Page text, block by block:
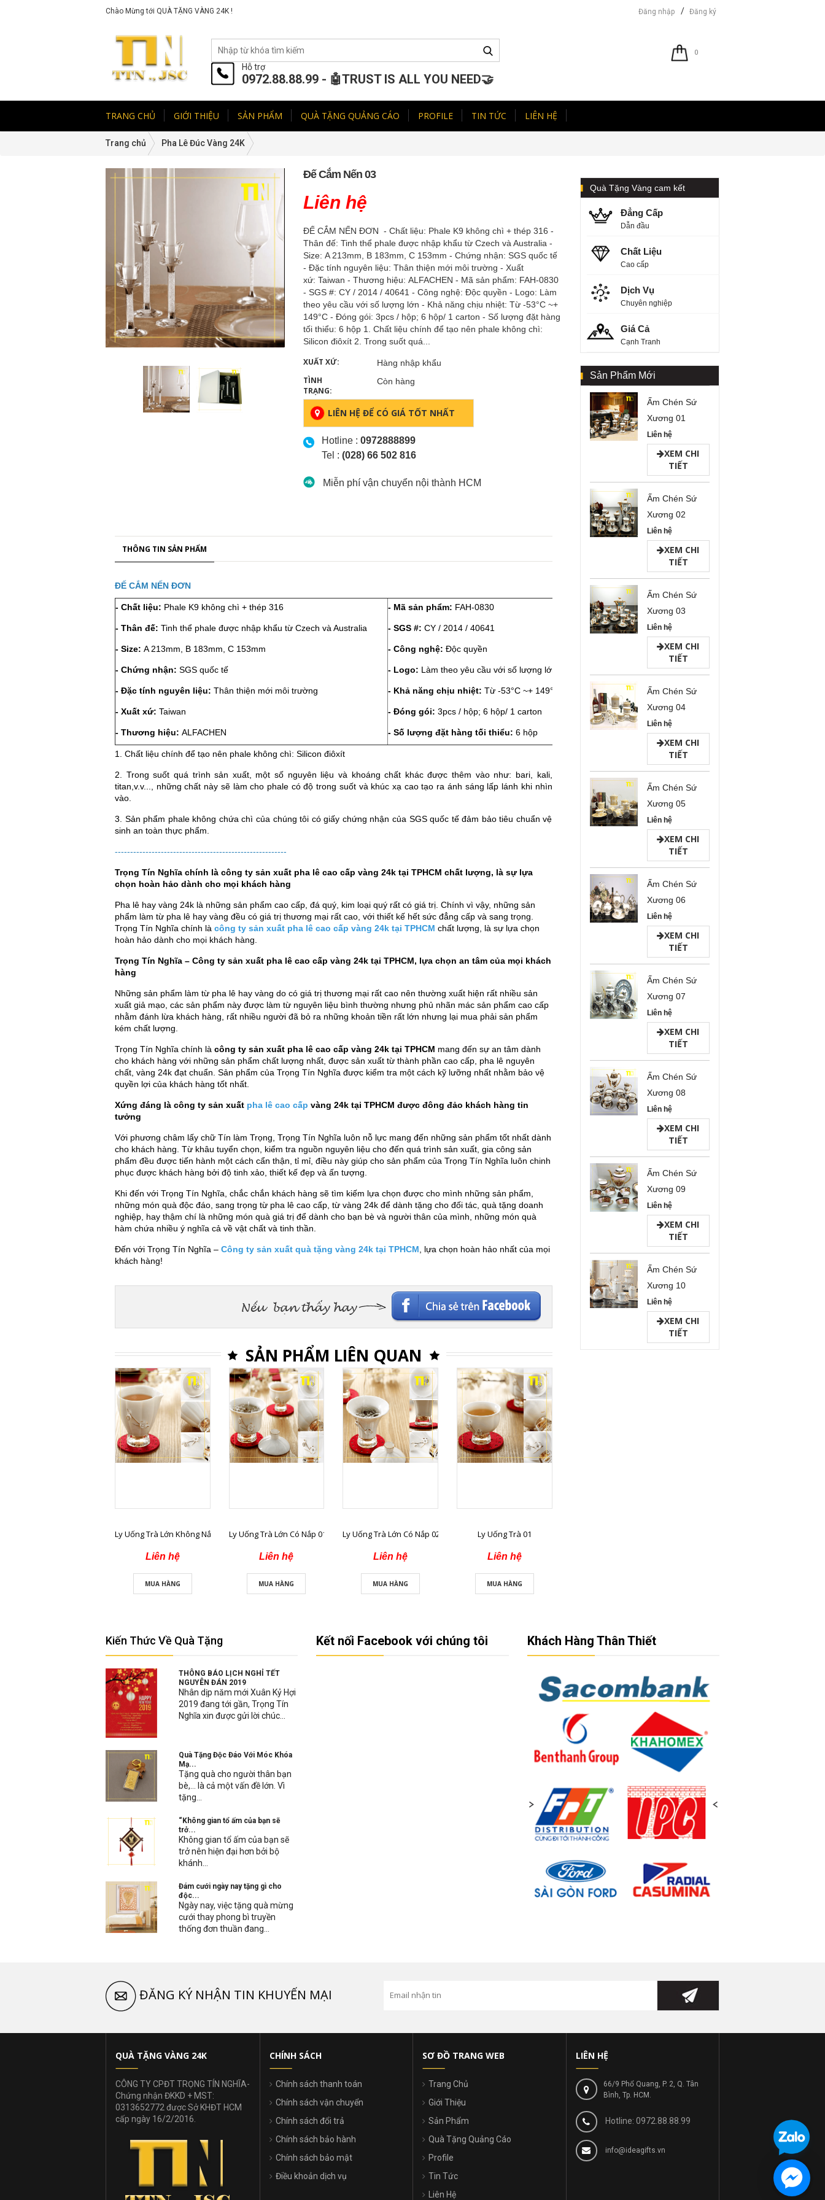
Chào Mừng tới QUÀ TẶNG VÀNG 24K ! Đăng nhập / Đăng ký
Hỗ trợ
0972.88.88.99 - 🤖TRUST IS ALL YOU NEED🤝
0
TRANG CHỦ GIỚI THIỆU SẢN PHẨM QUÀ TẶNG QUẢNG CÁO PROFILE TIN TỨC LIÊN HỆ
Trang chủ Pha Lê Đúc Vàng 24K
Đế Cắm Nến 03
Liên hệ
ĐẾ CẮM NẾN ĐƠN - Chất liệu: Phale K9 không chì + thép 316 -
Thân đế: Tinh thể phale được nhập khẩu từ Czech và Australia -
Size: A 213mm, B 183mm, C 153mm - Chứng nhận: SGS quốc tế
- Đặc tính nguyên liệu: Thân thiện mới môi trường - Xuất
xứ: Taiwan - Thương hiệu: ALFACHEN - Mã sản phẩm: FAH-0830
- SGS #: CY / 2014 / 40641 - Công nghệ: Độc quyền - Logo: Làm
theo yêu cầu với số lượng lớn - Khả năng chịu nhiệt: Từ -53°C ~+
149°C - Đóng gói: 3pcs / hộp; 6 hộp/ 1 carton - Số lượng đặt hàng
tối thiểu: 6 hộp 1. Chất liệu chính để tạo nên phale không chì:
Silicon điôxít 2. Trong suốt quá...
XUẤT XỨ: Hàng nhập khẩu
TÌNH
TRẠNG:
Còn hàng
LIÊN HỆ ĐỂ CÓ GIÁ TỐT NHẤT
Hotline : 0972888899
Tel : (028) 66 502 816
Miễn phí vận chuyển nội thành HCM
THÔNG TIN SẢN PHẨM
ĐẾ CẮM NẾN ĐƠN
- Chất liệu: Phale K9 không chì + thép 316
- Thân đế: Tinh thể phale được nhập khẩu từ Czech và Australia
- Size: A 213mm, B 183mm, C 153mm
- Chứng nhận: SGS quốc tế
- Đặc tính nguyên liệu: Thân thiện mới môi trường
- Xuất xứ: Taiwan
- Thương hiệu: ALFACHEN
- Mã sản phẩm: FAH-0830
- SGS #: CY / 2014 / 40641
- Công nghệ: Độc quyền
- Logo: Làm theo yêu cầu với số lượng lớn
- Khả năng chịu nhiệt: Từ -53°C ~+ 149°C
- Đóng gói: 3pcs / hộp; 6 hộp/ 1 carton
- Số lượng đặt hàng tối thiểu: 6 hộp
1. Chất liệu chính để tạo nên phale không chì: Silicon điôxít
2. Trong suốt quá trình sản xuất, một số nguyên liệu và khoáng chất khác được thêm vào như: bari, kali,
titan,v.v..., những chất này sẽ làm cho phale có độ trong suốt và khúc xạ cao tạo ra ánh sáng lấp lánh khi nhìn
vào.
3. Sản phẩm phale không chứa chì của chúng tôi có giấy chứng nhận của SGS quốc tế đảm bảo tiêu chuẩn vệ
sinh an toàn thực phẩm.
--------------------------------------------------------
Trọng Tín Nghĩa chính là công ty sản xuất pha lê cao cấp vàng 24k tại TPHCM chất lượng, là sự lựa
chọn hoàn hảo dành cho mọi khách hàng
Pha lê hay vàng 24k là những sản phẩm cao cấp, đá quý, kim loại quý rất có giá trị. Chính vì vậy, những sản
phẩm làm từ pha lê hay vàng đều có giá trị thương mại rất cao, với thiết kế hết sức đẳng cấp và sang trọng.
Trọng Tín Nghĩa chính là công ty sản xuất pha lê cao cấp vàng 24k tại TPHCM chất lượng, là sự lựa chọn
hoàn hảo dành cho mọi khách hàng.
Trọng Tín Nghĩa – Công ty sản xuất pha lê cao cấp vàng 24k tại TPHCM, lựa chọn an tâm của mọi khách
hàng
Những sản phẩm làm từ pha lê hay vàng do có giá trị thương mại rất cao nên thường xuất hiện rất nhiều sản
xuất giả mạo, các sản phẩm này được làm từ nguyên liệu bình thường nhưng phủ nhãn mác sản phẩm cao cấp
nhằm đánh lừa khách hàng, rất nhiều người đã bỏ ra những khoản tiền rất lớn nhưng lại mua phải sản phẩm
kém chất lượng.
Trọng Tín Nghĩa chính là công ty sản xuất pha lê cao cấp vàng 24k tại TPHCM mang đến sự an tâm dành
cho khách hàng với những sản phẩm chất lượng nhất, được sản xuất từ thành phần cao cấp, pha lê nguyên
chất, vàng 24k đạt chuẩn. Sản phẩm của Trọng Tín Nghĩa được kiểm tra một cách kỹ lưỡng nhất nhằm bảo vệ
quyền lợi của khách hàng tốt nhất.
Xứng đáng là công ty sản xuất pha lê cao cấp vàng 24k tại TPHCM được đông đảo khách hàng tin
tưởng
Với phương châm lấy chữ Tín làm Trọng, Trọng Tín Nghĩa luôn nỗ lực mang đến những sản phẩm tốt nhất dành
cho khách hàng. Từ khâu tuyển chọn, kiểm tra nguồn nguyên liệu cho đến quá trình sản xuất, gia công sản
phẩm đều được tiến hành một cách cẩn thận, tỉ mỉ, điều này giúp cho sản phẩm của Trọng Tín Nghĩa luôn chinh
phục được khách hàng bởi độ tinh xảo, thiết kế đẹp và ấn tượng.
Khi đến với Trọng Tín Nghĩa, chắc chắn khách hàng sẽ tìm kiếm lựa chọn được cho mình những sản phẩm,
những món quà độc đáo, sang trọng từ pha lê cao cấp, từ vàng 24k để dành tặng cho đối tác, quà tặng doanh
nghiệp, hay thậm chí là những món quà giá trị để dành cho bạn bè và người thân của mình, những món quà
hàm chứa nhiều ý nghĩa cả về vật chất và tinh thần.
Đến với Trọng Tín Nghĩa – Công ty sản xuất quà tặng vàng 24k tại TPHCM, lựa chọn hoàn hảo nhất của mọi
khách hàng!
Facebook
SẢN PHẨM LIÊN QUAN
Ly Uống Trà Lớn Không Nắp
Liên hệ
MUA HÀNG
Ly Uống Trà Lớn Có Nắp 01
Liên hệ
MUA HÀNG
Ly Uống Trà Lớn Có Nắp 02
Liên hệ
MUA HÀNG
Ly Uống Trà 01
Liên hệ
MUA HÀNG
Quà Tặng Vàng cam kết
Đẳng Cấp
Dẫn đầu
Chất Liệu
Cao cấp
Dịch Vụ
Chuyên nghiệp
Giá Cả
Cạnh Tranh
Sản Phẩm Mới
Ấm Chén Sứ
Xương 01
Liên hệ
XEM CHI
TIẾT
Ấm Chén Sứ
Xương 02
Liên hệ
XEM CHI
TIẾT
Ấm Chén Sứ
Xương 03
Liên hệ
XEM CHI
TIẾT
Ấm Chén Sứ
Xương 04
Liên hệ
XEM CHI
TIẾT
Ấm Chén Sứ
Xương 05
Liên hệ
XEM CHI
TIẾT
Ấm Chén Sứ
Xương 06
Liên hệ
XEM CHI
TIẾT
Ấm Chén Sứ
Xương 07
Liên hệ
XEM CHI
TIẾT
Ấm Chén Sứ
Xương 08
Liên hệ
XEM CHI
TIẾT
Ấm Chén Sứ
Xương 09
Liên hệ
XEM CHI
TIẾT
Ấm Chén Sứ
Xương 10
Liên hệ
XEM CHI
TIẾT
Kiến Thức Về Quà Tặng
THÔNG BÁO LỊCH NGHỈ TẾT
NGUYÊN ĐÁN 2019
Nhân dịp năm mới Xuân Kỷ Hợi
2019 đang tới gần, Trọng Tín
Nghĩa xin được gửi lời chúc...
Quà Tặng Độc Đáo Với Móc Khóa
Mạ...
Tặng quà cho người thân bạn
bè,… là cả một vấn đề lớn. Vì
tặng...
“Không gian tổ ấm của bạn sẽ
trở...
Không gian tổ ấm của bạn sẽ
trở nên hiện đại hơn bởi bộ
khánh...
Đám cưới ngày nay tặng gì cho
độc...
Ngày nay, việc tặng quà mừng
cưới thay phong bì truyền
thống đơn thuần đang...
Kết nối Facebook với chúng tôi Khách Hàng Thân Thiết
ĐĂNG KÝ NHẬN TIN KHUYẾN MẠI
QUÀ TẶNG VÀNG 24K
CÔNG TY CPĐT TRỌNG TÍN NGHĨA-
Chứng nhận ĐKKD + MST:
0313652772 được Sở KHĐT HCM
cấp ngày 16/2/2016.
CHÍNH SÁCH
Chính sách thanh toán
Chính sách vận chuyển
Chính sách đổi trả
Chính sách bảo hành
Chính sách bảo mật
Điều khoản dịch vụ
SƠ ĐỒ TRANG WEB
Trang Chủ
Giới Thiệu
Sản Phẩm
Quà Tặng Quảng Cáo
Profile
Tin Tức
Liên Hệ
LIÊN HỆ
66/9 Phổ Quang, P. 2, Q. Tân
Bình, Tp. HCM.
Hotline: 0972.88.88.99
info@ideagifts.vn